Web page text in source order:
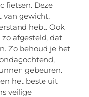
fietsen. Deze
van gewicht,
hebt. Ook
afgesteld, dat
Zo behoud je het
gebeuren.
het beste uit
veilige